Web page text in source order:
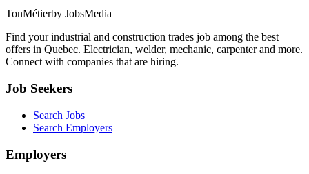
TonMétierby JobsMedia
Find your industrial and construction trades job among the best
offers in Quebec. Electrician, welder, mechanic, carpenter and more.
Connect with companies that are hiring.
Job Seekers
Search Jobs
Search Employers
Employers